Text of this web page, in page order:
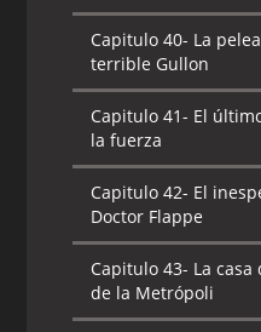
Capitulo 40- La
terrible Gullon
Capitulo 41- El
la fuerza
Capitulo 42- El
Doctor Flappe
Capitulo 43- La casa
de la Metrópoli